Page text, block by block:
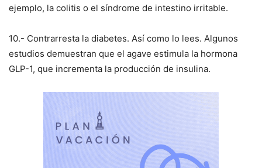
ejemplo, la colitis o el síndrome de intestino irritable.
10.- Contrarresta la diabetes. Así como lo lees. Algunos
estudios demuestran que el agave estimula la hormona
GLP-1, que incrementa la producción de insulina.